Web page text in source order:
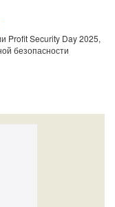
Profit Security Day 2025,
безопасности